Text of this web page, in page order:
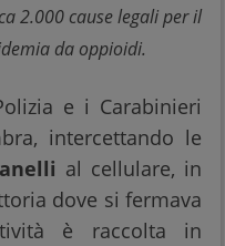
2.000 cause legali per il
da oppioidi.
e i Carabinieri
intercettando le
al cellulare, in
dove si fermava
è raccolta in